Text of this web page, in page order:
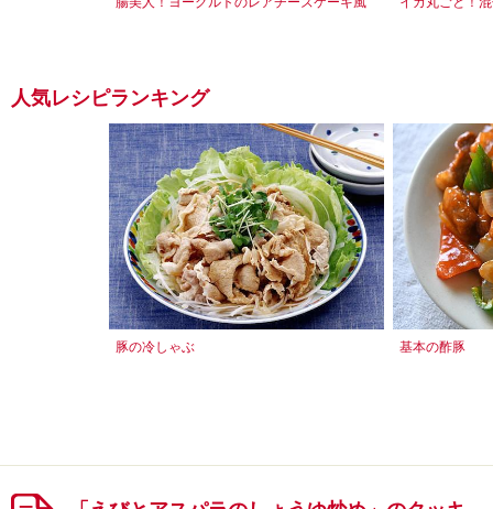
人気レシピランキング
豚の冷しゃぶ 基本の酢豚